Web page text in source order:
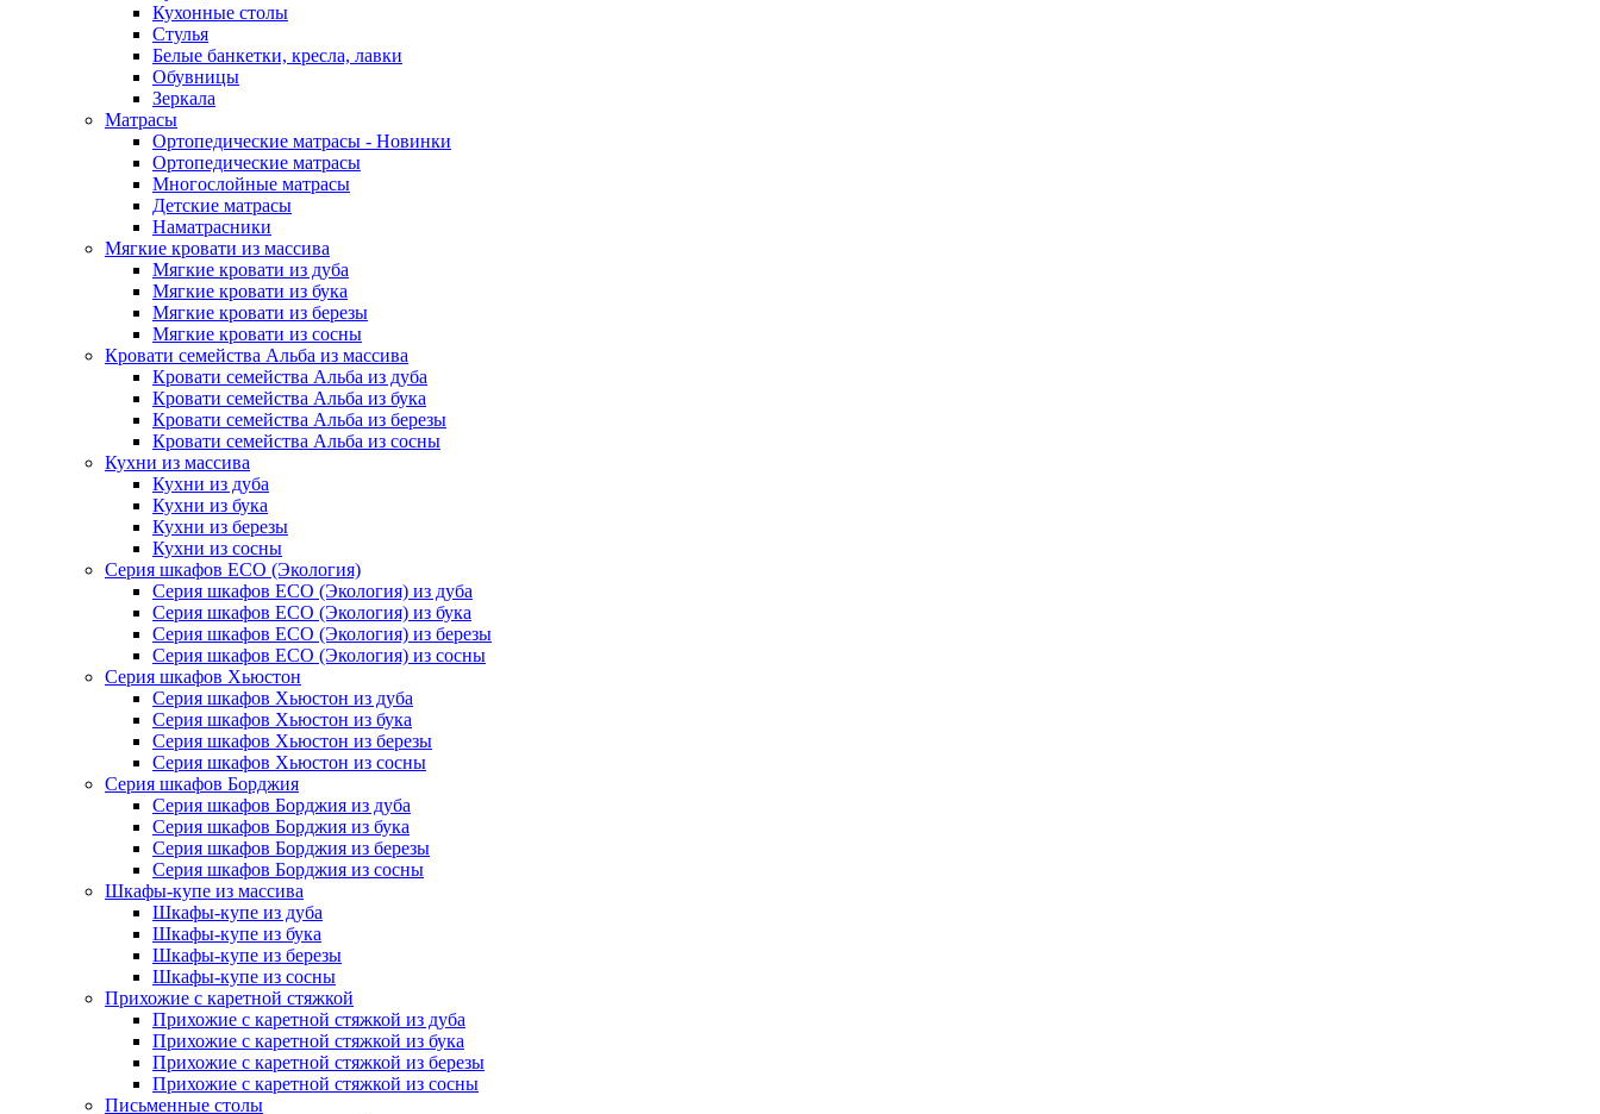
Кухонные столы
Стулья
Белые банкетки, кресла, лавки
Обувницы
Зеркала
Матрасы
Ортопедические матрасы - Новинки
Ортопедические матрасы
Многослойные матрасы
Детские матрасы
Наматрасники
Мягкие кровати из массива
Мягкие кровати из дуба
Мягкие кровати из бука
Мягкие кровати из березы
Мягкие кровати из сосны
Кровати семейства Альба из массива
Кровати семейства Альба из дуба
Кровати семейства Альба из бука
Кровати семейства Альба из березы
Кровати семейства Альба из сосны
Кухни из массива
Кухни из дуба
Кухни из бука
Кухни из березы
Кухни из сосны
Серия шкафов ECO (Экология)
Серия шкафов ECO (Экология) из дуба
Серия шкафов ECO (Экология) из бука
Серия шкафов ECO (Экология) из березы
Серия шкафов ECO (Экология) из сосны
Серия шкафов Хьюстон
Серия шкафов Хьюстон из дуба
Серия шкафов Хьюстон из бука
Серия шкафов Хьюстон из березы
Серия шкафов Хьюстон из сосны
Серия шкафов Борджия
Серия шкафов Борджия из дуба
Серия шкафов Борджия из бука
Серия шкафов Борджия из березы
Серия шкафов Борджия из сосны
Шкафы-купе из массива
Шкафы-купе из дуба
Шкафы-купе из бука
Шкафы-купе из березы
Шкафы-купе из сосны
Прихожие с каретной стяжкой
Прихожие с каретной стяжкой из дуба
Прихожие с каретной стяжкой из бука
Прихожие с каретной стяжкой из березы
Прихожие с каретной стяжкой из сосны
Письменные столы